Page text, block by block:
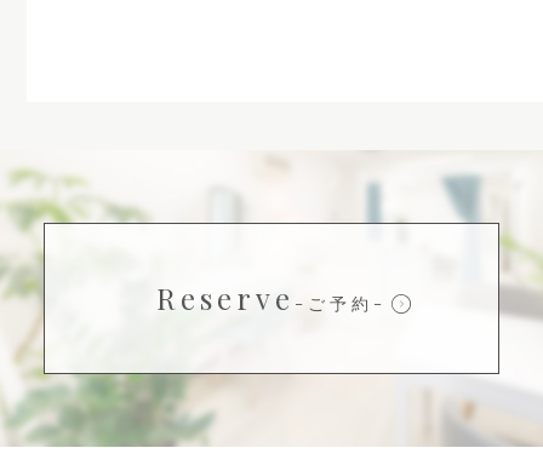
Reserve -ご予約-